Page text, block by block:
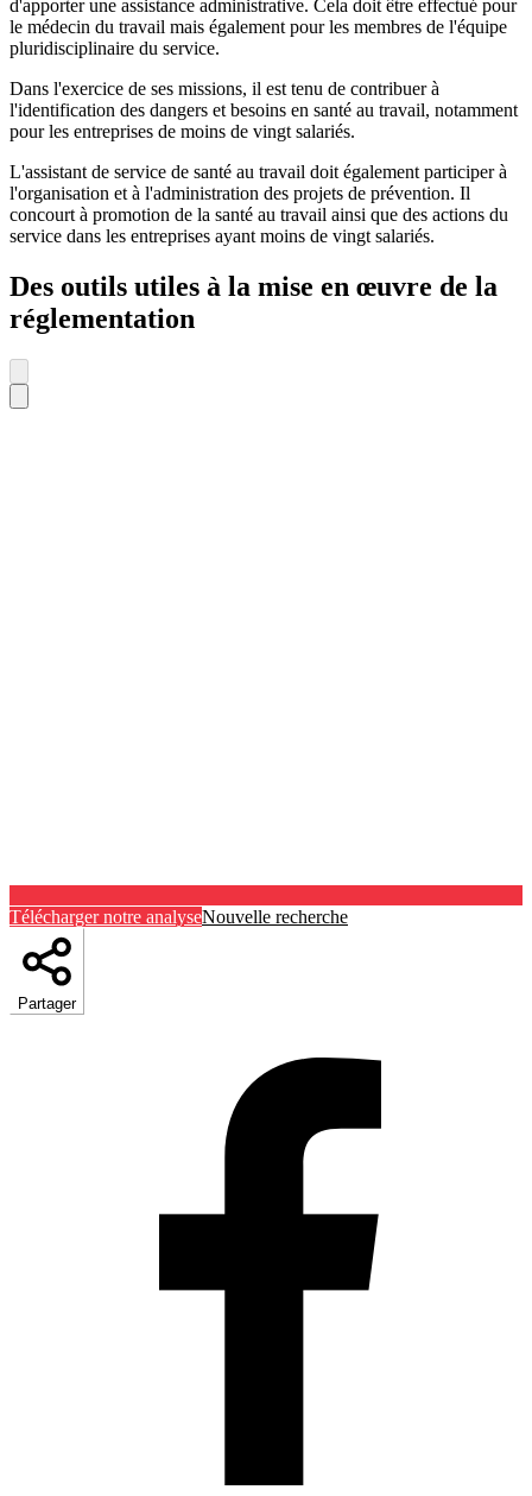
d'apporter une assistance administrative. Cela doit être effectué pour
le médecin du travail mais également pour les membres de l'équipe
pluridisciplinaire du service.
Dans l'exercice de ses missions, il est tenu de contribuer à
l'identification des dangers et besoins en santé au travail, notamment
pour les entreprises de moins de vingt salariés.
L'assistant de service de santé au travail doit également participer à
l'organisation et à l'administration des projets de prévention. Il
concourt à promotion de la santé au travail ainsi que des actions du
service dans les entreprises ayant moins de vingt salariés.
Des outils utiles à la mise en œuvre de la
réglementation
Télécharger notre analyseNouvelle recherche
Partager